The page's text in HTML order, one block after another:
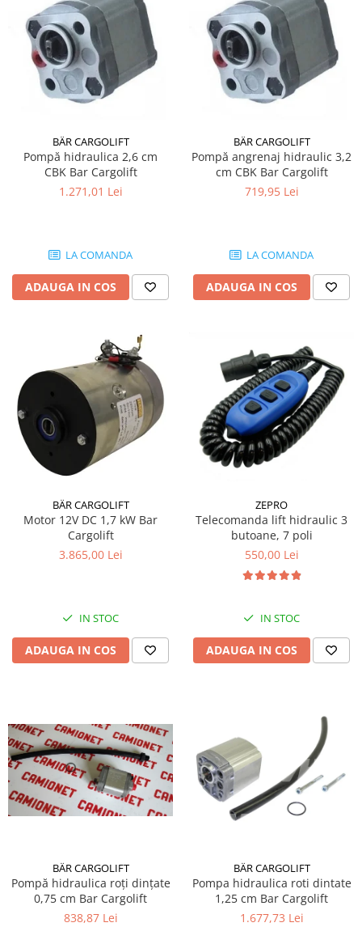
BÄR CARGOLIFT
Pompă hidraulica 2,6 cm
CBK Bar Cargolift
1.271,01 Lei
LA COMANDA
ADAUGA IN COS
BÄR CARGOLIFT
Pompă angrenaj hidraulic 3,2
cm CBK Bar Cargolift
719,95 Lei
LA COMANDA
ADAUGA IN COS
BÄR CARGOLIFT
Motor 12V DC 1,7 kW Bar
Cargolift
3.865,00 Lei
IN STOC
ADAUGA IN COS
ZEPRO
Telecomanda lift hidraulic 3
butoane, 7 poli
550,00 Lei
IN STOC
ADAUGA IN COS
BÄR CARGOLIFT
Pompă hidraulica roți dințate
0,75 cm Bar Cargolift
838,87 Lei
BÄR CARGOLIFT
Pompa hidraulica roti dintate
1,25 cm Bar Cargolift
1.677,73 Lei